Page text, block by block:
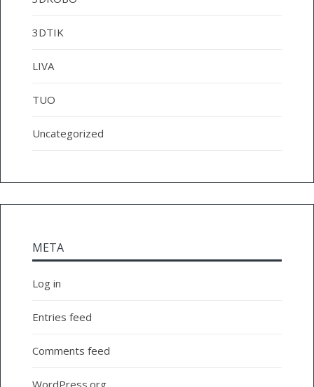
3DTIK
LIVA
TUO
Uncategorized
META
Log in
Entries feed
Comments feed